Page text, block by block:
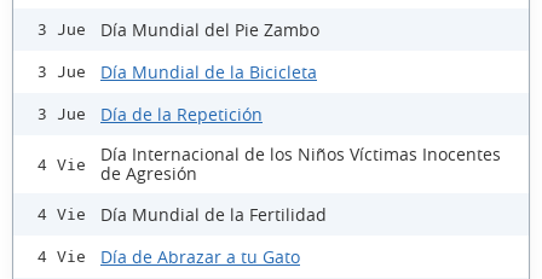
3 Jue Día Mundial del Pie Zambo
3 Jue Día Mundial de la Bicicleta
3 Jue Día de la Repetición
4 Vie
Día Internacional de los Niños Víctimas Inocentes
de Agresión
4 Vie Día Mundial de la Fertilidad
4 Vie Día de Abrazar a tu Gato